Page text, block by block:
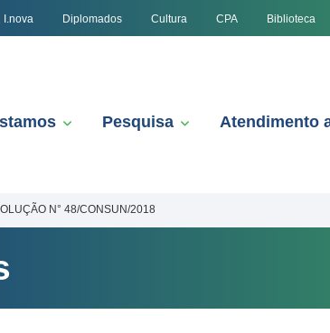
I.nova Diplomados Cultura CPA Biblioteca
Pesquisa Atendimento
N° 48/CONSUN/2018